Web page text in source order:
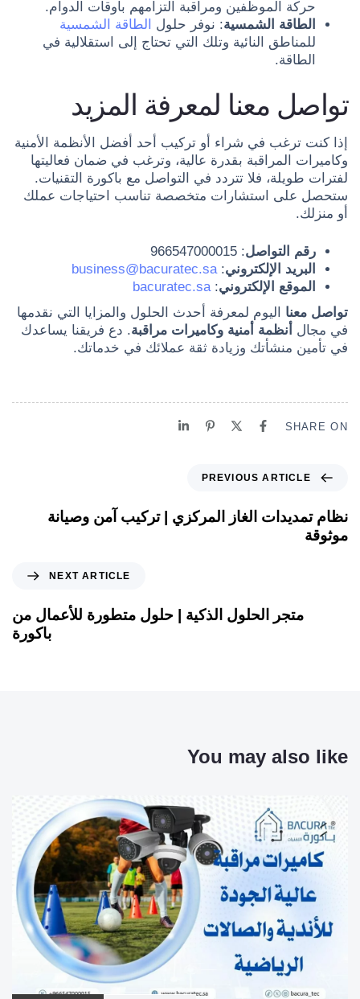
حركة الموظفين ومراقبة التزامهم بأوقات الدوام.
الطاقة الشمسية: نوفر حلول الطاقة الشمسية
للمناطق النائية وتلك التي تحتاج إلى استقلالية في
الطاقة.
تواصل معنا لمعرفة المزيد
إذا كنت ترغب في شراء أو تركيب أحد أفضل الأنظمة الأمنية
وكاميرات المراقبة بقدرة عالية، وترغب في ضمان فعاليتها
لفترات طويلة، فلا تتردد في التواصل مع باكورة التقنيات.
ستحصل على استشارات متخصصة تناسب احتياجات عملك
أو منزلك.
رقم التواصل: 966547000015
البريد الإلكتروني:
business@bacuratec.sa
الموقع الإلكتروني:
bacuratec.sa
تواصل معنا اليوم لمعرفة أحدث الحلول والمزايا التي نقدمها
في مجال
أنظمة أمنية وكاميرات مراقبة. دع فريقنا يساعدك
في تأمين منشأتك وزيادة ثقة عملائك في خدماتك.
SHARE ON
PREVIOUS ARTICLE
نظام تمديدات الغاز المركزي | تركيب آمن وصيانة
موثوقة
NEXT ARTICLE
متجر الحلول الذكية | حلول متطورة للأعمال من
باكورة
You may also like